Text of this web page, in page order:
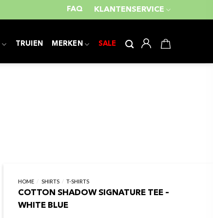
FAQ KLANTENSERVICE
TRUIEN MERKEN SALE
HOME / SHIRTS / T-SHIRTS
COTTON SHADOW SIGNATURE TEE –
WHITE BLUE